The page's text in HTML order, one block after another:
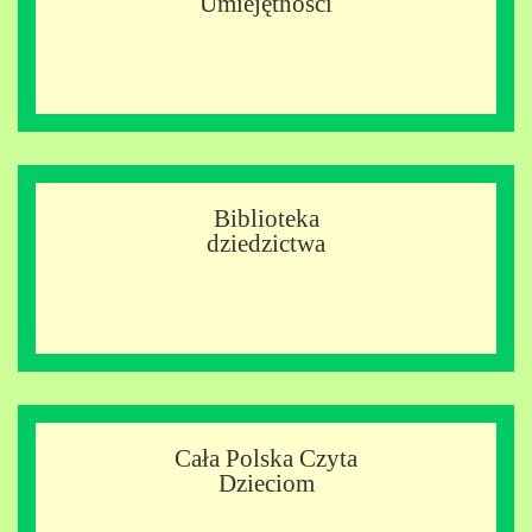
Biblioteka
dziedzictwa
Cała Polska Czyta
Dzieciom